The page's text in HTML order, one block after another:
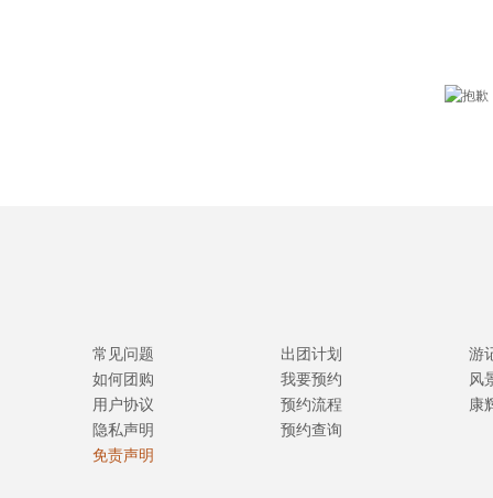
常见问题
如何团购
用户协议
隐私声明
免责声明
出团计划
我要预约
预约流程
预约查询
游
风
康